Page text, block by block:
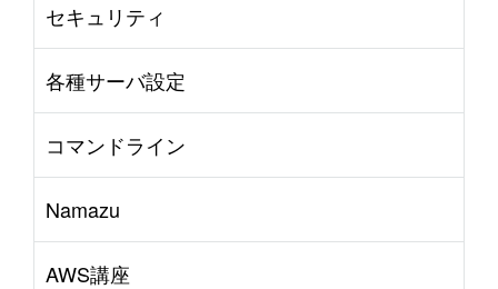
セキュリティ
各種サーバ設定
コマンドライン
Namazu
AWS講座